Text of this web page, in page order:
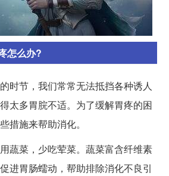
怎么办?
时节，我们常常无法抵挡各种诱人
太多胃脘不适。为了缓解胃疼的困
措施来帮助消化。
蔬菜，少吃荤菜。蔬菜富含纤维素
进胃肠蠕动，帮助排除消化不良引